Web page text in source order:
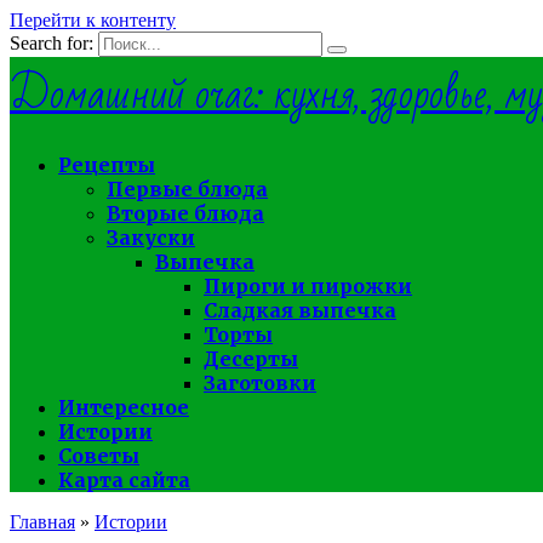
Перейти к контенту
Search for:
Домашний очаг: кухня, здоровье,
Рецепты
Первые блюда
Вторые блюда
Закуски
Выпечка
Пироги и пирожки
Сладкая выпечка
Торты
Десерты
Заготовки
Интересное
Истории
Советы
Карта сайта
Главная » Истории